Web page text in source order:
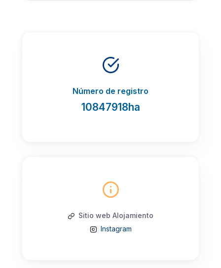
Número de registro
10847918ha
Sitio web Alojamiento
Instagram